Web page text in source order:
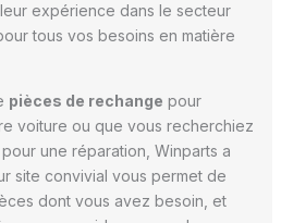
expérience dans le secteur
tous vos besoins en matière
pièces de rechange pour
voiture ou que vous recherchiez
pour une réparation, Winparts a
site convivial vous permet de
dont vous avez besoin, et